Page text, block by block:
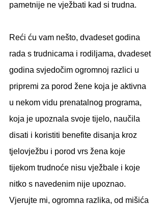
pametnije ne vježbati kad si trudna.
Reći ću vam nešto, dvadeset godina
rada s trudnicama i rodiljama, dvadeset
godina svjedočim ogromnoj razlici u
pripremi za porod žene koja je aktivna
u nekom vidu prenatalnog programa,
koja je upoznala svoje tijelo, naučila
disati i koristiti benefite disanja kroz
tjelovježbu i porod vrs žena koje
tijekom trudnoće nisu vježbale i koje
nitko s navedenim nije upoznao.
Vjerujte mi, ogromna razlika, od mišića